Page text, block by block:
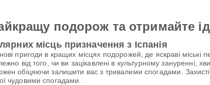
подорож та отримайте
місць призначення з Іспанія
пригоди в кращих місцях подорожей, де яскраві міські
від того, чи ви зацікавлені в культурному зануренні,
обіцяючи залишити вас з тривалими спогадами.
чудовими спогадами.